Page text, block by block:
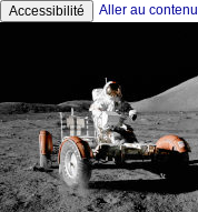
Accessibilité Aller au contenu